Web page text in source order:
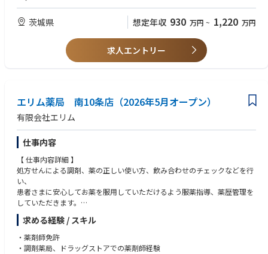
佐和工場健康管理施設（佐和健康管理センター）の専属産業医として選任
Astemo、MS、VJ-E、他契約事業所の従業員を掌握していただく。
■仕事の魅力・やりがい・キャリアパス
現場や作業を直接観察し、健康を阻害するリスクに対し予防医学的にかか
障害の予防、健康と労働の調和を図ることにより、
やりがいを感じられると考える。
（４）大学において労働衛生に関する科目を担当する教授、准教授、常勤
講師又はこれらの経験者
（１）製造業の事業所で産業医の経験を有する方
医として円滑な健康管理センターの運営ができる方
２）体調不調者に対する対応が適切にできる方
３）健康相談などに対し適切な指導できる方
４）健康施策の企画立案・実行が可能な方
茨城県 想定年収 930 万円 ~ 1,220 万円
求人エントリー
エリム薬局 南10条店（2026年5月オープン）
有限会社エリム
仕事内容
【 仕事内容詳細 】
処方せんによる調剤、薬の正しい使い方、飲み合わせのチェックなどを行
い、
患者さまに安心してお薬を服用していただけるよう服薬指導、薬歴管理を
していただきます。
また、必要な情報は医師への報告も行います。
加えて、かかりつけ薬剤師、在宅医療の対応や、一般用医薬品の販売、受
診勧奨など、セルフメディケーションのサポートも併せて行っていただき
ます。
求める経験 / スキル
・薬剤師免許
・調剤薬局、ドラッグストアでの薬剤師経験